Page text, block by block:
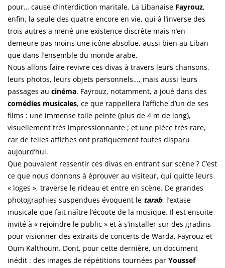
pour… cause d’interdiction maritale. La Libanaise Fayrouz,
enfin, la seule des quatre encore en vie, qui à l’inverse des
trois autres a mené une existence discrète mais n’en
demeure pas moins une icône absolue, aussi bien au Liban
que dans l’ensemble du monde arabe.
Nous allons faire revivre ces divas à travers leurs chansons,
leurs photos, leurs objets personnels…, mais aussi leurs
passages au cinéma. Fayrouz, notamment, a joué dans des
comédies musicales, ce que rappellera l’affiche d’un de ses
films : une immense toile peinte (plus de 4 m de long),
visuellement très impressionnante ; et une pièce très rare,
car de telles affiches ont pratiquement toutes disparu
aujourd’hui.
Que pouvaient ressentir ces divas en entrant sur scène ? C’est
ce que nous donnons à éprouver au visiteur, qui quitte leurs
« loges », traverse le rideau et entre en scène. De grandes
photographies suspendues évoquent le tarab, l’extase
musicale que fait naître l’écoute de la musique. Il est ensuite
invité à « rejoindre le public » et à s’installer sur des gradins
pour visionner des extraits de concerts de Warda, Fayrouz et
Oum Kalthoum. Dont, pour cette dernière, un document
inédit : des images de répétitions tournées par Youssef